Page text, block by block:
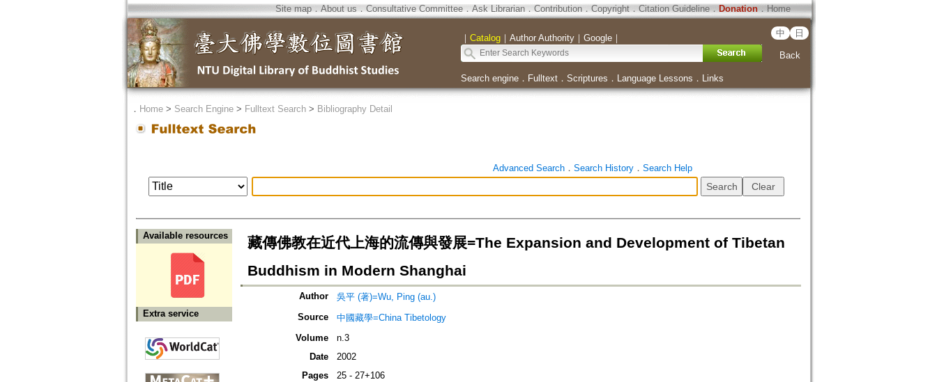
Site map．About us ． Consultative Committee． Ask Librarian． Contribution．Copyright．Citation Guideline． Donation．Home
｜ Catalog｜ Author Authority｜ Google｜ 中 日
Back
Search engine． Fulltext． Scriptures ． Language Lessons ． Links
． Home> Search Engine> Fulltext Search> Bibliography Detail
Advanced Search． Search History． Search Help
Available resources
Extra service
藏傳佛教在近代上海的流傳與發展=The Expansion and Development of Tibetan
Buddhism in Modern Shanghai
Author
吳平 (著)=Wu, Ping (au.)
Source
中國藏學=China Tibetology
Volume
n.3
Date
2002
Pages
25 - 27+106